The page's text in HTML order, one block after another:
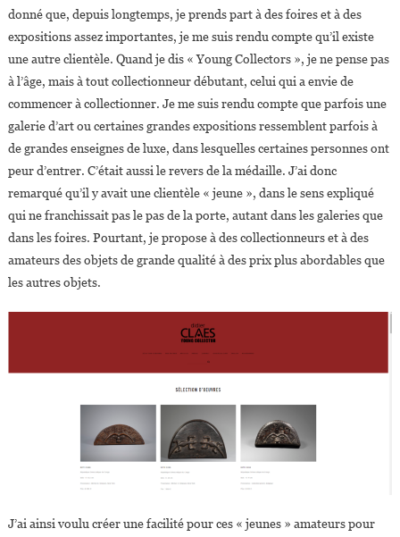
donné que, depuis longtemps, je prends part à des foires et à des
expositions assez importantes, je me suis rendu compte qu’il existe
une autre clientèle. Quand je dis « Young Collectors », je ne pense pas
à l’âge, mais à tout collectionneur débutant, celui qui a envie de
commencer à collectionner. Je me suis rendu compte que parfois une
galerie d’art ou certaines grandes expositions ressemblent parfois à
de grandes enseignes de luxe, dans lesquelles certaines personnes ont
peur d’entrer. C’était aussi le revers de la médaille. J’ai donc
remarqué qu’il y avait une clientèle « jeune », dans le sens expliqué
qui ne franchissait pas le pas de la porte, autant dans les galeries que
dans les foires. Pourtant, je propose à des collectionneurs et à des
amateurs des objets de grande qualité à des prix plus abordables que
les autres objets.
J’ai ainsi voulu créer une facilité pour ces « jeunes » amateurs pour